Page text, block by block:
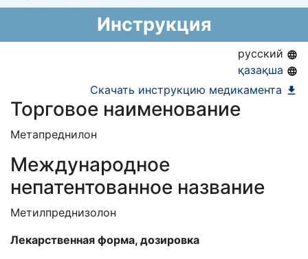
Информация о регистрации в РК:25.02.2022 -
Инструкция
русский
қазақша
Скачать инструкцию медикамента
Торговое наименование
Метапреднилон
Международное
непатентованное название
Метилпреднизолон
Лекарственная форма, дозировка